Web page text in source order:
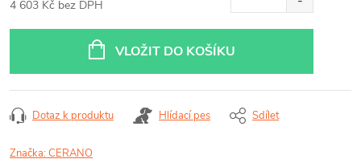
4 603 Kč bez DPH
VLOŽIT DO KOŠÍKU
Dotaz k produktu Hlídací pes Sdílet
Značka:CERANO